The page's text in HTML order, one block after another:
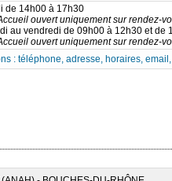
de 14h00 à 17h30
ouvert uniquement sur rendez-
au vendredi de 09h00 à 12h30 et de
ouvert uniquement sur rendez-
: téléphone, adresse, horaires,